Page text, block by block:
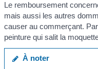
Le remboursement
mais aussi les autres
causer au commerçant.
peinture qui salit la
À noter